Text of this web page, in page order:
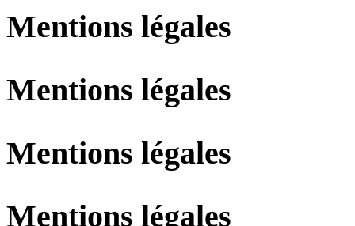
Mentions légales
Mentions légales
Mentions légales
Mentions légales